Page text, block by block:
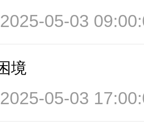
05-03
境
05-03